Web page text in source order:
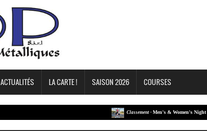
ACTUALITÉS LA CARTE ! SAISON 2026 COURSES
Classement -Men's & Women's Night Crit #3